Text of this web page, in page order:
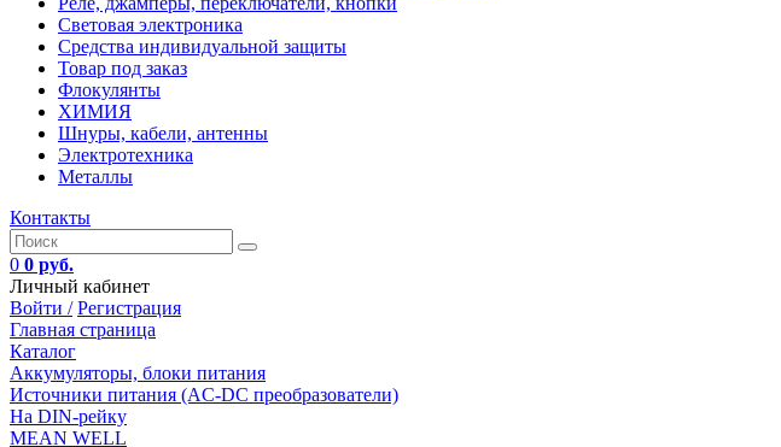
Световая электроника
Средства индивидуальной защиты
Товар под заказ
Флокулянты
ХИМИЯ
Шнуры, кабели, антенны
Электротехника
Металлы
Контакты
0 0 руб.
Личный кабинет
Войти / Регистрация
Главная страница
Каталог
Аккумуляторы, блоки питания
Источники питания (AC-DC преобразователи)
На DIN-рейку
MEAN WELL